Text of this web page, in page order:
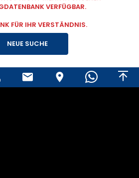
VERFÜGBAR.
FÜR IHR VERSTÄNDNIS.
NEUE SUCHE